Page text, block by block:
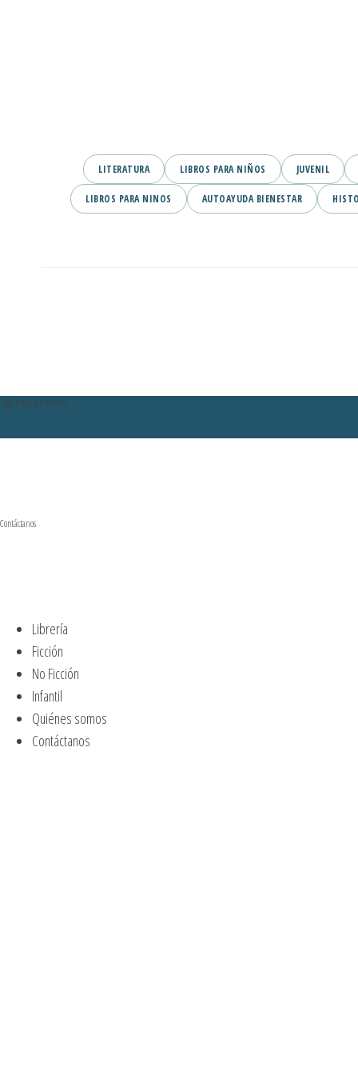
LITERATURA LIBROS PARA NIÑOS JUVENIL
LIBROS PARA NINOS AUTOAYUDA BIENESTAR
Síguenos en redes
Contáctanos
Librería
Ficción
No Ficción
Infantil
Quiénes somos
Contáctanos